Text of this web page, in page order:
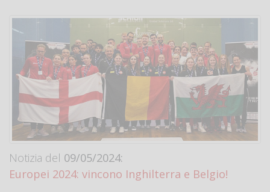
Notizia del 09/05/2024:
Europei 2024: vincono Inghilterra e Belgio!